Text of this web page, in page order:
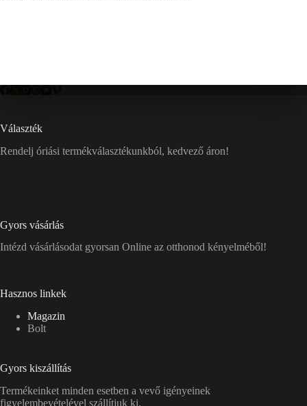
Választék
Rendelj óriási termékválasztékunkból, kedvező áron!
Gyors vásárlás
Intézd vásárlásodat gyorsan Online az otthonod kényelméből!
Hasznos linkek
Magazin
Bolt
Gyors kiszállítás
Termékeinket minden esetben a vevő igényeinek
figyelembevételével szállítjuk ki.